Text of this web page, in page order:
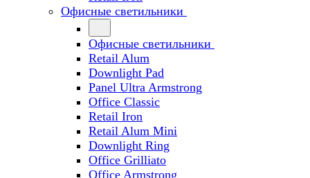
Офисные светильники
Офисные светильники
Retail Alum
Downlight Pad
Panel Ultra Armstrong
Office Classic
Retail Iron
Retail Alum Mini
Downlight Ring
Office Grilliato
Office Armstrong